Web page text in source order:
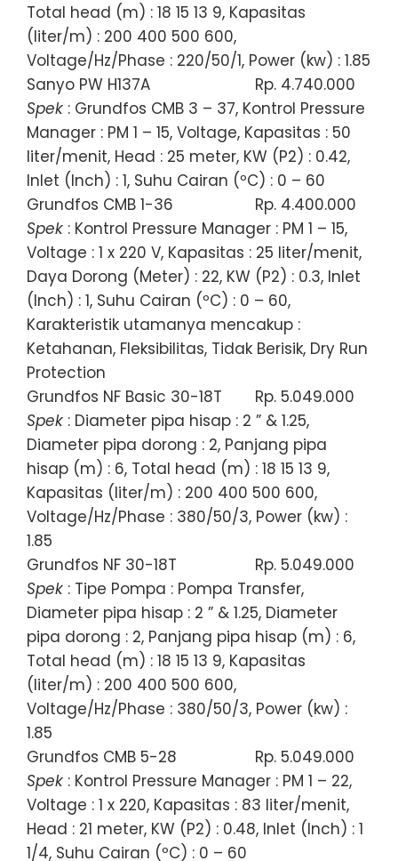
Total head (m) : 18 15 13 9, Kapasitas
(liter/m) : 200 400 500 600,
Voltage/Hz/Phase : 220/50/1, Power (kw) : 1.85
Sanyo PW H137A
Rp. 4.740.000
Spek : Grundfos CMB 3 – 37, Kontrol Pressure
Manager : PM 1 – 15, Voltage, Kapasitas : 50
liter/menit, Head : 25 meter, KW (P2) : 0.42,
Inlet (Inch) : 1, Suhu Cairan (ºC) : 0 – 60
Grundfos CMB 1-36
Rp. 4.400.000
Spek : Kontrol Pressure Manager : PM 1 – 15,
Voltage : 1 x 220 V, Kapasitas : 25 liter/menit,
Daya Dorong (Meter) : 22, KW (P2) : 0.3, Inlet
(Inch) : 1, Suhu Cairan (ºC) : 0 – 60,
Karakteristik utamanya mencakup :
Ketahanan, Fleksibilitas, Tidak Berisik, Dry Run
Protection
Grundfos NF Basic 30-18T
Rp. 5.049.000
Spek : Diameter pipa hisap : 2 ” & 1.25,
Diameter pipa dorong : 2, Panjang pipa
hisap (m) : 6, Total head (m) : 18 15 13 9,
Kapasitas (liter/m) : 200 400 500 600,
Voltage/Hz/Phase : 380/50/3, Power (kw) :
1.85
Grundfos NF 30-18T
Rp. 5.049.000
Spek : Tipe Pompa : Pompa Transfer,
Diameter pipa hisap : 2 ” & 1.25, Diameter
pipa dorong : 2, Panjang pipa hisap (m) : 6,
Total head (m) : 18 15 13 9, Kapasitas
(liter/m) : 200 400 500 600,
Voltage/Hz/Phase : 380/50/3, Power (kw) :
1.85
Grundfos CMB 5-28
Rp. 5.049.000
Spek : Kontrol Pressure Manager : PM 1 – 22,
Voltage : 1 x 220, Kapasitas : 83 liter/menit,
Head : 21 meter, KW (P2) : 0.48, Inlet (Inch) : 1
1/4, Suhu Cairan (ºC) : 0 – 60